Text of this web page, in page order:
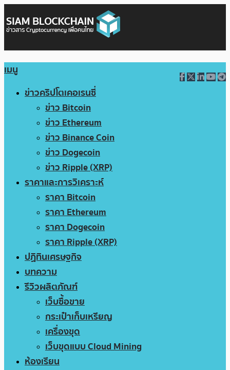
เมนู
ข่าวคริปโตเคอเรนซี่
ข่าว Bitcoin
ข่าว Ethereum
ข่าว Binance Coin
ข่าว Dogecoin
ข่าว Ripple (XRP)
ราคาและการวิเคราะห์
ราคา Bitcoin
ราคา Ethereum
ราคา Dogecoin
ราคา Ripple (XRP)
ปฏิทินเศรษฐกิจ
บทความ
รีวิวผลิตภัณฑ์
เว็บซื้อขาย
กระเป๋าเก็บเหรียญ
เครื่องขุด
เว็บขุดแบบ Cloud Mining
ห้องเรียน